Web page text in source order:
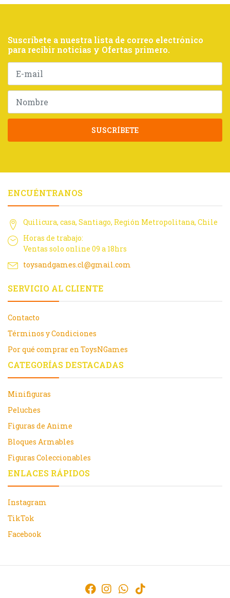
Suscríbete a nuestra lista de correo electrónico
para recibir noticias y Ofertas primero.
SUSCRÍBETE
ENCUÉNTRANOS
Quilicura, casa, Santiago, Región Metropolitana, Chile
Horas de trabajo:
Ventas solo online 09 a 18hrs
toysandgames.cl@gmail.com
SERVICIO AL CLIENTE
Contacto
Términos y Condiciones
Por qué comprar en ToysNGames
CATEGORÍAS DESTACADAS
Minifiguras
Peluches
Figuras de Anime
Bloques Armables
Figuras Coleccionables
ENLACES RÁPIDOS
Instagram
TikTok
Facebook